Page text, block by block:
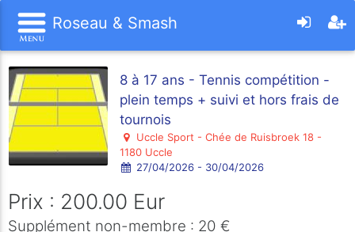
Roseau & Smash
8 à 17 ans - Tennis compétition -
plein temps + suivi et hors frais de
tournois
Uccle Sport - Chée de Ruisbroek 18 -
1180 Uccle
27/04/2026 - 30/04/2026
Prix : 200.00 Eur
Supplément non-membre : 20 €